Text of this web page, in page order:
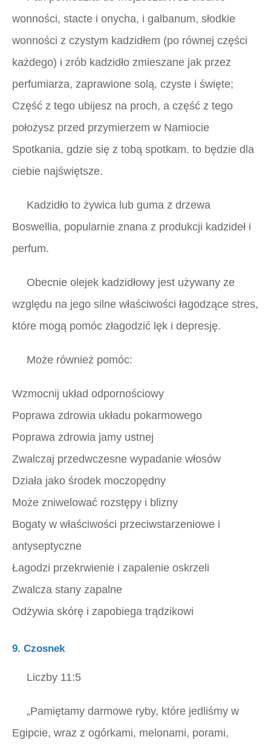
wonności, stacte i onycha, i galbanum, słodkie
wonności z czystym kadzidłem (po równej części
każdego) i zrób kadzidło zmieszane jak przez
perfumiarza, zaprawione solą, czyste i święte;
Część z tego ubijesz na proch, a część z tego
położysz przed przymierzem w Namiocie
Spotkania, gdzie się z tobą spotkam. to będzie dla
ciebie najświętsze.
Kadzidło to żywica lub guma z drzewa
Boswellia, popularnie znana z produkcji kadzideł i
perfum.
Obecnie olejek kadzidłowy jest używany ze
względu na jego silne właściwości łagodzące stres,
które mogą pomóc złagodzić lęk i depresję.
Może również pomóc:
Wzmocnij układ odpornościowy
Poprawa zdrowia układu pokarmowego
Poprawa zdrowia jamy ustnej
Zwalczaj przedwczesne wypadanie włosów
Działa jako środek moczopędny
Może zniwelować rozstępy i blizny
Bogaty w właściwości przeciwstarzeniowe i
antyseptyczne
Łagodzi przekrwienie i zapalenie oskrzeli
Zwalcza stany zapalne
Odżywia skórę i zapobiega trądzikowi
9. Czosnek
Liczby 11:5
„Pamiętamy darmowe ryby, które jedliśmy w
Egipcie, wraz z ogórkami, melonami, porami,